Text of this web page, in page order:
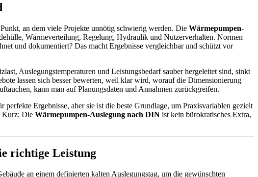
an dem viele Projekte unnötig schwierig werden. Die Wärmepumpen-
Wärmeverteilung, Regelung, Hydraulik und Nutzerverhalten. Normen
und dokumentiert? Das macht Ergebnisse vergleichbar und schützt vor
Auslegungstemperaturen und Leistungsbedarf sauber hergeleitet sind, sinkt
lassen sich besser bewerten, weil klar wird, worauf die Dimensionierung
kann man auf Planungsdaten und Annahmen zurückgreifen.
Ergebnisse, aber sie ist die beste Grundlage, um Praxisvariablen gezielt
Kurz: Die Wärmepumpen-Auslegung nach DIN ist kein bürokratisches Extra,
richtige Leistung
an einem definierten kalten Auslegungstag, um die gewünschten